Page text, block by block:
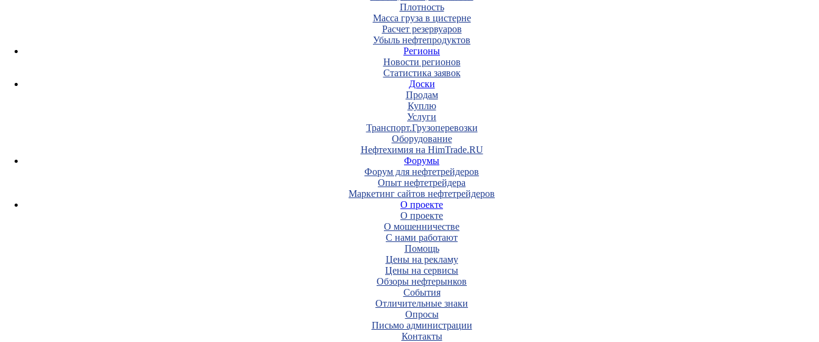
Плотность
Масса груза в цистерне
Расчет резервуаров
Убыль нефтепродуктов
Регионы
Новости регионов
Статистика заявок
Доски
Продам
Куплю
Услуги
Транспорт.Грузоперевозки
Оборудование
Нефтехимия на HimTrade.RU
Форумы
Форум для нефтетрейдеров
Опыт нефтетрейдера
Маркетинг сайтов нефтетрейдеров
О проекте
О проекте
О мошенничестве
С нами работают
Помощь
Цены на рекламу
Цены на сервисы
Обзоры нефтерынков
События
Отличительные знаки
Опросы
Письмо администрации
Контакты